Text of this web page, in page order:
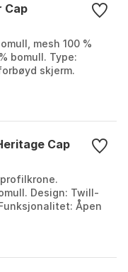
Cap
mesh 100 %
bomull. Type:
skjerm.
Cap
Design: Twill-
Åpen